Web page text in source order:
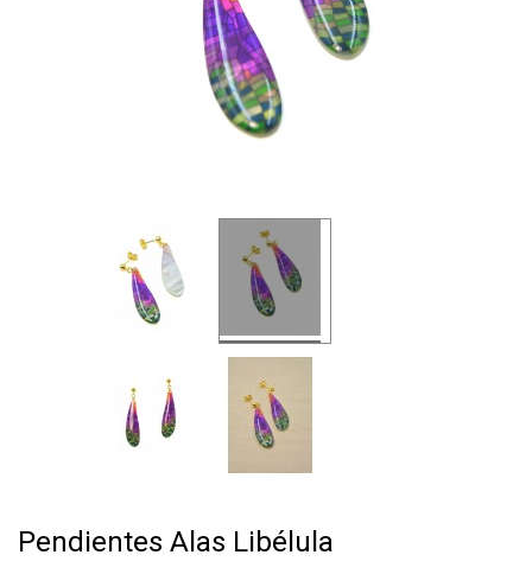
Pendientes Alas Libélula